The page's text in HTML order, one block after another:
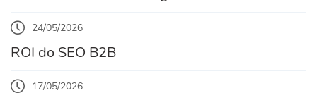
24/05/2026
ROI do SEO B2B
17/05/2026